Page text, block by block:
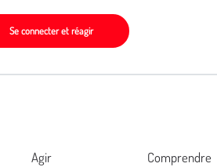
Se connecter et réagir
Agir
Comprendre